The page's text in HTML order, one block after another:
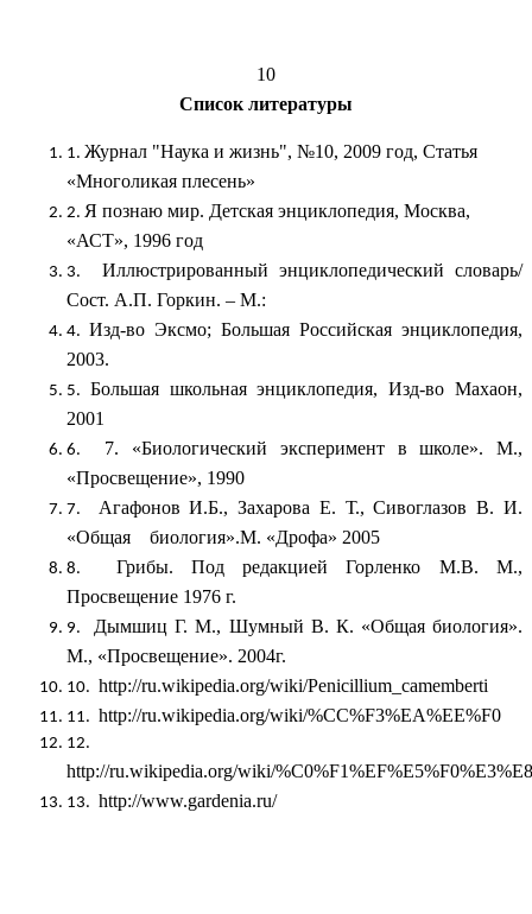
10
Список литературы
Журнал "Наука и жизнь", №10, 2009 год, Статья
«Многоликая плесень»
Я познаю мир. Детская энциклопедия, Москва,
«АСТ», 1996 год
Иллюстрированный энциклопедический словарь/
Сост. А.П. Горкин. – М.:
Изд-во Эксмо; Большая Российская энциклопедия,
2003.
Большая школьная энциклопедия, Изд-во Махаон,
2001
7. «Биологический эксперимент в школе». М.,
«Просвещение», 1990
Агафонов И.Б., Захарова Е. Т., Сивоглазов В. И.
«Общая биология».М. «Дрофа» 2005
Грибы. Под редакцией Горленко М.В. М.,
Просвещение 1976 г.
Дымшиц Г. М., Шумный В. К. «Общая биология».
М., «Просвещение». 2004г.
http://ru.wikipedia.org/wiki/Penicillium_camemberti
http://ru.wikipedia.org/wiki/%CC%F3%EA%EE%F0
http://ru.wikipedia.org/wiki/
http://www.gardenia.ru/